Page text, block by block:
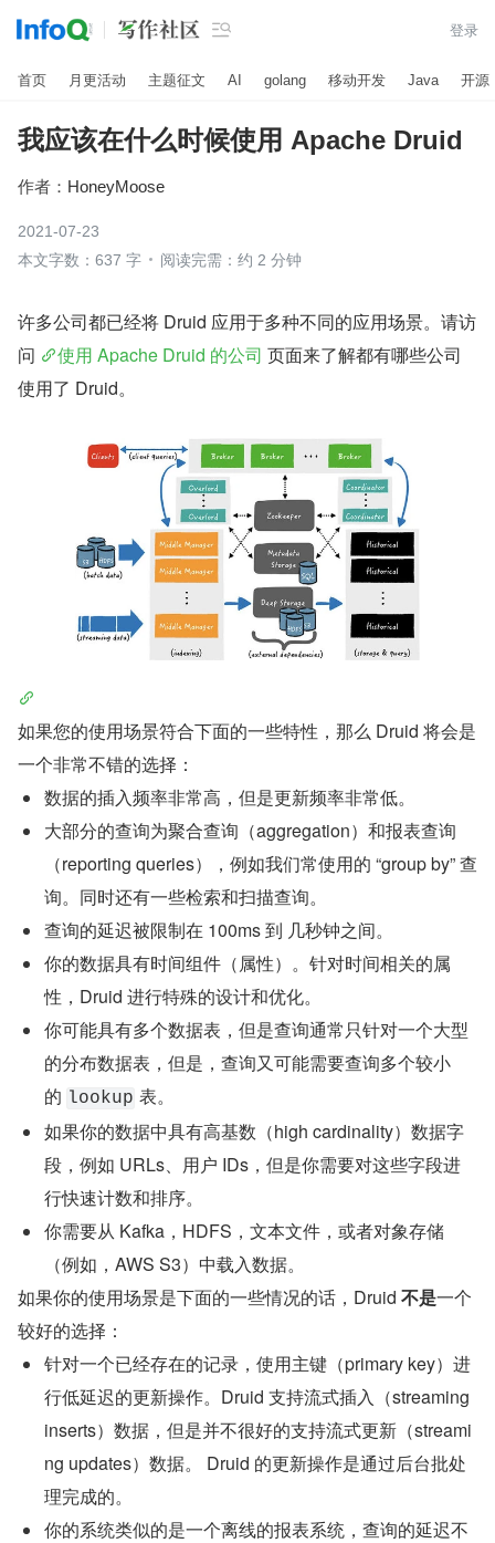
 登录
首页 月更活动 主题征文 AI golang 移动开发 Java 开源
我应该在什么时候使用 Apache Druid
作者： HoneyMoose
2021-07-23
本文字数：637 字
阅读完需：约 2 分钟
许多公司都已经将 Druid 应用于多种不同的应用场景。请访
问
使用 Apache Druid 的公司 页面来了解都有哪些公司
使用了 Druid。
如果您的使用场景符合下面的一些特性，那么 Druid 将会是
一个非常不错的选择：
数据的插入频率非常高，但是更新频率非常低。
大部分的查询为聚合查询（aggregation）和报表查询
（reporting queries），例如我们常使用的 “group by” 查
询。同时还有一些检索和扫描查询。
查询的延迟被限制在 100ms 到 几秒钟之间。
你的数据具有时间组件（属性）。针对时间相关的属
性，Druid 进行特殊的设计和优化。
你可能具有多个数据表，但是查询通常只针对一个大型
的分布数据表，但是，查询又可能需要查询多个较小
的 lookup 表。
如果你的数据中具有高基数（high cardinality）数据字
段，例如 URLs、用户 IDs，但是你需要对这些字段进
行快速计数和排序。
你需要从 Kafka，HDFS，文本文件，或者对象存储
（例如，AWS S3）中载入数据。
如果你的使用场景是下面的一些情况的话，Druid 不是一个
较好的选择：
针对一个已经存在的记录，使用主键（primary key）进
行低延迟的更新操作。Druid 支持流式插入（streaming
inserts）数据，但是并不很好的支持流式更新（streami
ng updates）数据。 Druid 的更新操作是通过后台批处
理完成的。
你的系统类似的是一个离线的报表系统，查询的延迟不